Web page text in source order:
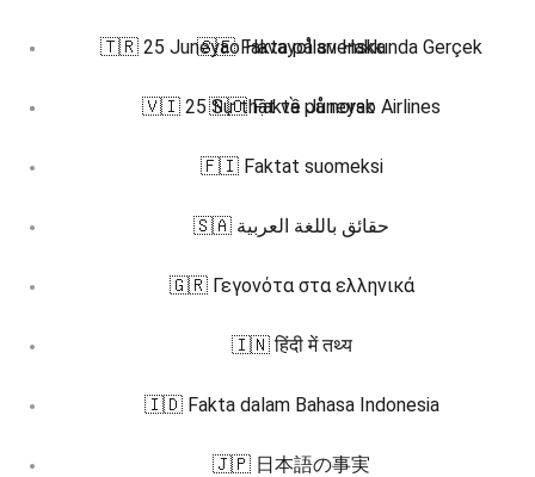
🇹🇷 25 Juneyao Havayolları Hakkında Gerçek
🇻🇮 25 Sự thật về Juneyao Airlines
🇸🇪 Fakta på svenska
🇳🇴 Fakta på norsk
🇫🇮 Faktat suomeksi
🇸🇦 حقائق باللغة العربية
🇬🇷 Γεγονότα στα ελληνικά
🇮🇳 हिंदी में तथ्य
🇮🇩 Fakta dalam Bahasa Indonesia
🇯🇵 日本語の事実